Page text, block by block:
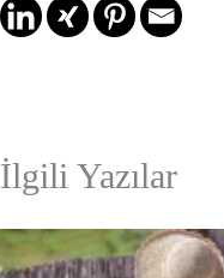
İlgili Yazılar